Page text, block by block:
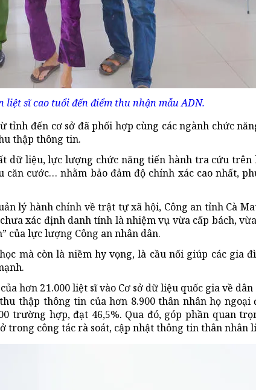
liệt sĩ cao tuổi đến điểm thu nhận mẫu ADN.
tỉnh đến cơ sở đã phối hợp cùng các ngành chức
thập thông tin.
liệu, lực lượng chức năng tiến hành tra cứu trên
cước… nhằm bảo đảm độ chính xác cao nhất,
lý hành chính về trật tự xã hội, Công an tỉnh Cà
xác định danh tính là nhiệm vụ vừa cấp bách,
của lực lượng Công an nhân dân.
mà còn là niềm hy vọng, là cầu nối giúp các gia
hơn 21.000 liệt sĩ vào Cơ sở dữ liệu quốc gia về
thập thông tin của hơn 8.900 thân nhân họ ngoại
trường hợp, đạt 46,5%. Qua đó, góp phần quan
trong công tác rà soát, cập nhật thông tin thân nhân